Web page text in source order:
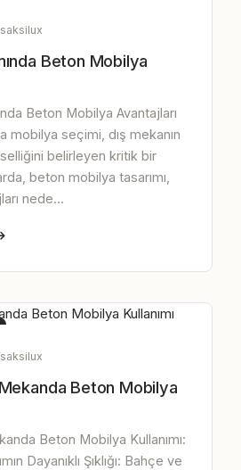
saksilux
Beton Mobilya
Beton Mobilya Avantajları
mobilya seçimi, dış mekanın
belirleyen kritik bir
beton mobilya tasarımı,
nede...
saksilux
Beton Mobilya
Beton Mobilya Kullanımı:
Dayanıklı Şıklığı: Bahçe ve